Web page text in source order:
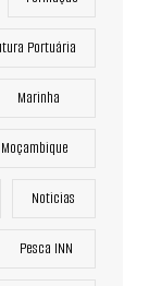
Portuária
Marinha
Moçambique
Noticias
Pesca INN